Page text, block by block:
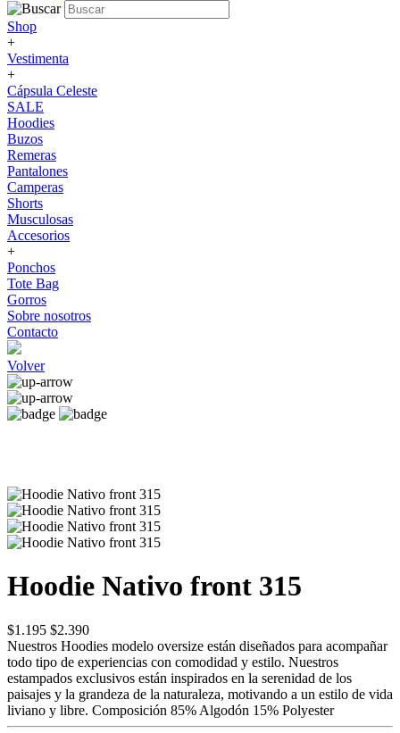
Shop
+
Vestimenta
+
Cápsula Celeste
SALE
Hoodies
Buzos
Remeras
Pantalones
Camperas
Shorts
Musculosas
Accesorios
+
Ponchos
Tote Bag
Gorros
Sobre nosotros
Contacto
Volver
Hoodie Nativo front 315
$1.195 $2.390
Nuestros Hoodies modelo oversize están diseñados para acompañar
todo tipo de experiencias con comodidad y estilo. Nuestros
estampados exclusivos están inspirados en la serenidad de los
paisajes y la grandeza de la naturaleza, motivando a un estilo de vida
liviano y libre. Composición 85% Algodón 15% Polyester